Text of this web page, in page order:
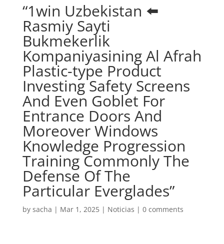
“1win Uzbekistan ⬅️
Rasmiy Sayti
Bukmekerlik
Kompaniyasining Al Afrah
Plastic-type Product
Investing Safety Screens
And Even Goblet For
Entrance Doors And
Moreover Windows
Knowledge Progression
Training Commonly The
Defense Of The
Particular Everglades”
by sacha | Mar 1, 2025| Noticias | 0 comments